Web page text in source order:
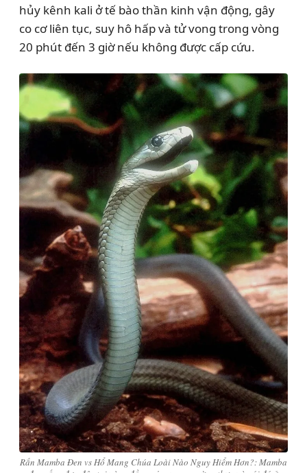
hủy kênh kali ở tế bào thần kinh vận động, gây
co cơ liên tục, suy hô hấp và tử vong trong vòng
20 phút đến 3 giờ nếu không được cấp cứu.
Rắn Mamba Đen vs Hổ Mang Chúa Loài Nào Nguy Hiểm Hơn?: Mamba